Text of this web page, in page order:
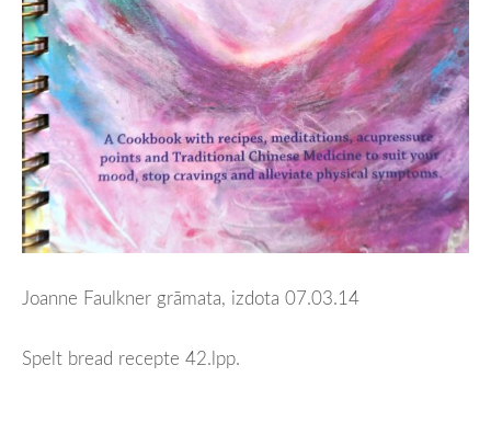
Joanne Faulkner grāmata, izdota 07.03.14
Spelt bread recepte 42.lpp.